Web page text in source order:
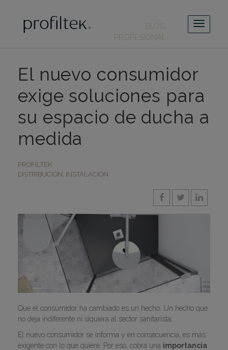
BLOG
PROFESIONAL
El nuevo consumidor
exige soluciones para
su espacio de ducha a
medida
PROFILTEK
DISTRIBUCIÓN, INSTALACIÓN
Que el consumidor ha cambiado es un hecho. Un hecho que
no deja indiferente ni siquiera al sector sanitarista.
El nuevo consumidor se informa y en consecuencia, es más
exigente con lo que quiere. Por eso, cobra una importancia